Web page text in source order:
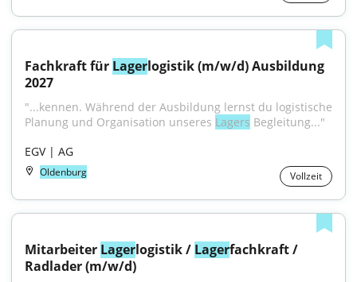
Fachkraft für Lagerlogistik (m/w/d) Ausbildung
2027
"...kennen. Während der Ausbildung lernst du logistische
Planung und Organisation unseres Lagers Begleitung..."
EGV | AG
Oldenburg Vollzeit
Mitarbeiter Lagerlogistik / Lagerfachkraft /
Radlader (m/w/d)